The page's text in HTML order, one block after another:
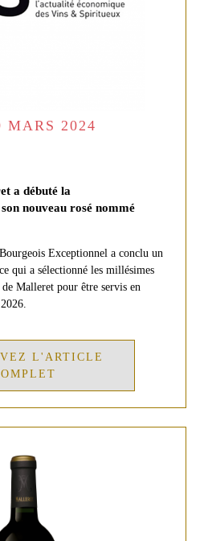
MARS 2024
a débuté la
nouveau rosé nommé
Exceptionnel a conclu un
qui a sélectionné les millésimes
Malleret pour être servis en
L'ARTICLE